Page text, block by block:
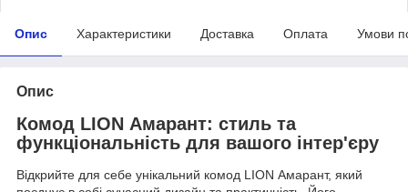
Опис Характеристики Доставка Оплата Умови
Опис
Комод LION Амарант: стиль та
функціональність для вашого інтер'єру
Відкрийте для себе унікальний комод LION Амарант, який